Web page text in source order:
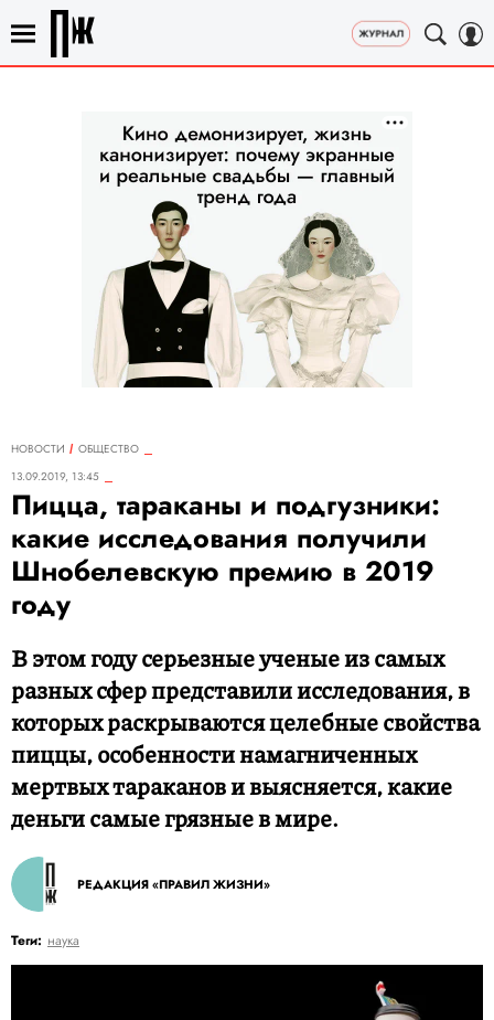
НОВОСТИ
ОБЩЕСТВО
13.09.2019, 13:45
Пицца, тараканы и подгузники:
какие исследования получили
Шнобелевскую премию в 2019
году
В этом году серьезные ученые из самых
разных сфер представили исследования, в
которых раскрываются целебные свойства
пиццы, особенности намагниченных
мертвых тараканов и выясняется, какие
деньги самые грязные в мире.
РЕДАКЦИЯ «ПРАВИЛ ЖИЗНИ»
Теги: наука